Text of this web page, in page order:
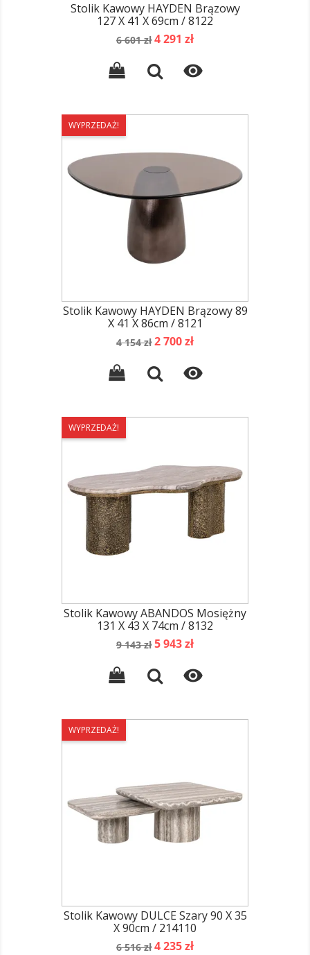
Stolik Kawowy HAYDEN Brązowy
127 X 41 X 69cm / 8122
Cena
6 601 zł Cena
4 291 zł

WYPRZEDAŻ!
Stolik Kawowy HAYDEN Brązowy 89
X 41 X 86cm / 8121
Cena
4 154 zł Cena
2 700 zł

WYPRZEDAŻ!
Stolik Kawowy ABANDOS Mosiężny
131 X 43 X 74cm / 8132
Cena
9 143 zł Cena
5 943 zł

WYPRZEDAŻ!
Stolik Kawowy DULCE Szary 90 X 35
X 90cm / 214110
Cena
6 516 zł Cena
4 235 zł